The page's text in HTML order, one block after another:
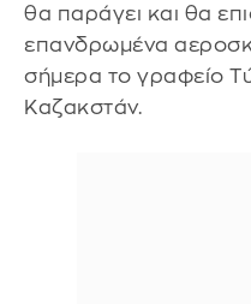
θα παράγει και θα
επανδρωμένα
σήμερα το γραφείο
Καζακστάν.